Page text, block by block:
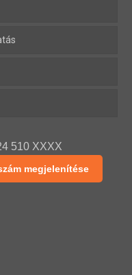
510 XXXX
megjelenítése